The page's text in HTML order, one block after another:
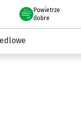
2032
Powietrze
we Wrocławiu
dobre